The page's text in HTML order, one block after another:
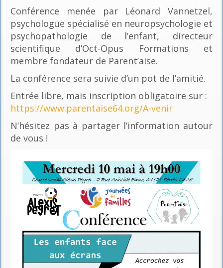
Conférence menée par Léonard Vannetzel,
psychologue spécialisé en neuropsychologie et
psychopathologie de l’enfant, directeur
scientifique d’Oct-Opus Formations et
membre fondateur de Parent’aise.
La conférence sera suivie d’un pot de l’amitié.
Entrée libre, mais inscription obligatoire sur :
https://www.parentaise64.org/A-venir
N’hésitez pas à partager l’information autour
de vous !